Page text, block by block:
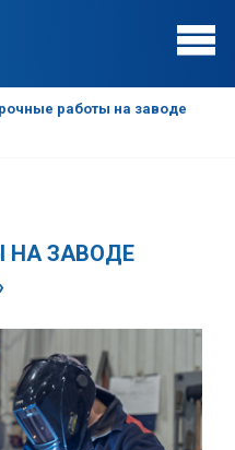
работы на заводе
НА ЗАВОДЕ